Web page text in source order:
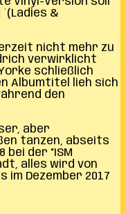
&
nicht mehr zu
verwirklicht
schließlich
Albumtitel lieh sich
den
aber
tanzen, abseits
der “ISM
alles wird von
im Dezember 2017